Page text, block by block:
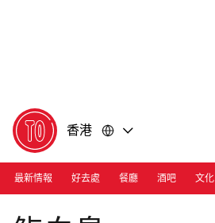
香港
最新情報 好去處 餐廳 酒吧 文化
Photograph: Courtesy Sushi Hakucho